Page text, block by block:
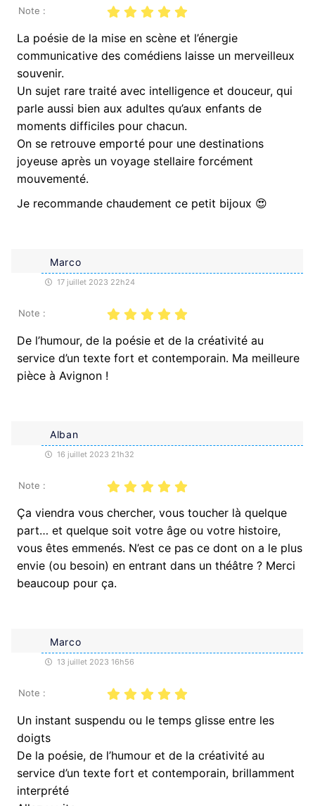
Note :
La poésie de la mise en scène et l’énergie
communicative des comédiens laisse un merveilleux
souvenir.
Un sujet rare traité avec intelligence et douceur, qui
parle aussi bien aux adultes qu’aux enfants de
moments difficiles pour chacun.
On se retrouve emporté pour une destinations
joyeuse après un voyage stellaire forcément
mouvementé.
Je recommande chaudement ce petit bijoux 😍
Marco
17 juillet 2023 22h24
Note :
De l’humour, de la poésie et de la créativité au
service d’un texte fort et contemporain. Ma meilleure
pièce à Avignon !
Alban
16 juillet 2023 21h32
Note :
Ça viendra vous chercher, vous toucher là quelque
part… et quelque soit votre âge ou votre histoire,
vous êtes emmenés. N’est ce pas ce dont on a le plus
envie (ou besoin) en entrant dans un théâtre ? Merci
beaucoup pour ça.
Marco
13 juillet 2023 16h56
Note :
Un instant suspendu ou le temps glisse entre les
doigts
De la poésie, de l’humour et de la créativité au
service d’un texte fort et contemporain, brillamment
interprété